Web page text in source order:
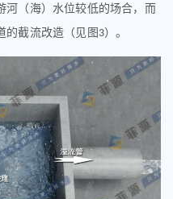
河（海）水位较低的场合，而
的截流改造（见图 3）。